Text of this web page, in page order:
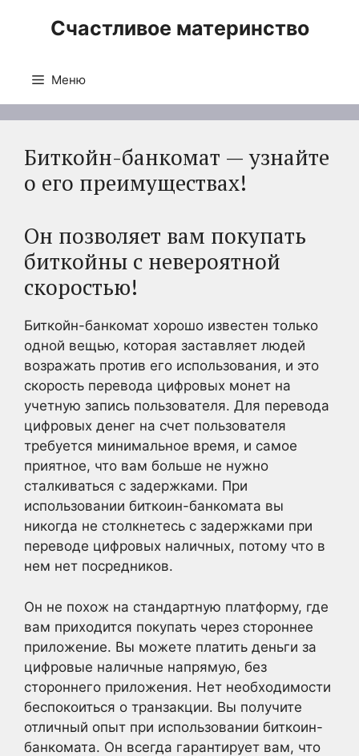
Счастливое материнство
Меню
Биткойн-банкомат — узнайте
о его преимуществах!
Он позволяет вам покупать
биткойны с невероятной
скоростью!
Биткойн-банкомат хорошо известен только
одной вещью, которая заставляет людей
возражать против его использования, и это
скорость перевода цифровых монет на
учетную запись пользователя. Для перевода
цифровых денег на счет пользователя
требуется минимальное время, и самое
приятное, что вам больше не нужно
сталкиваться с задержками. При
использовании биткоин-банкомата вы
никогда не столкнетесь с задержками при
переводе цифровых наличных, потому что в
нем нет посредников.
Он не похож на стандартную платформу, где
вам приходится покупать через стороннее
приложение. Вы можете платить деньги за
цифровые наличные напрямую, без
стороннего приложения. Нет необходимости
беспокоиться о транзакции. Вы получите
отличный опыт при использовании биткоин-
банкомата. Он всегда гарантирует вам, что